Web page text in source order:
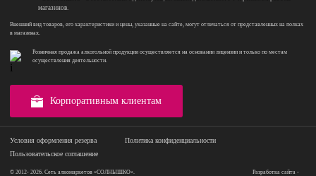
магазинов.
Внешний вид товаров, его характеристики и цены, указанные на сайте, могут отличаться от представленных на полках
в магазинах.
Розничная продажа алкогольной продукции осуществляется на основании лицензии и только по местам
осуществления деятельности.
Корпоративным клиентам
© 2012- 2026. Сеть алкомаркетов «СОЛНЫШКО».
Условия оформления резерва
Политика конфиденциальности
Пользовательское соглашение
Разработка сайта -